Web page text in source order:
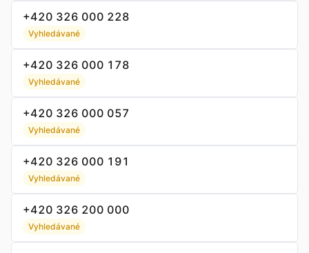
+420 326 000 228
Vyhledávané
+420 326 000 178
Vyhledávané
+420 326 000 057
Vyhledávané
+420 326 000 191
Vyhledávané
+420 326 200 000
Vyhledávané